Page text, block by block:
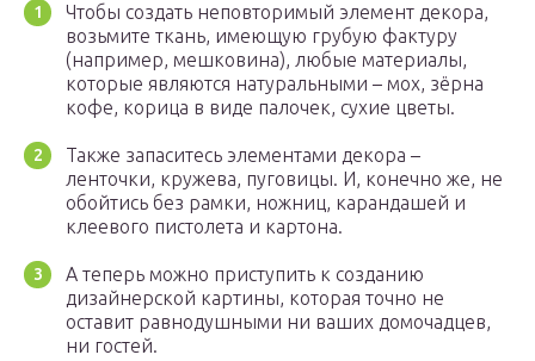
Чтобы создать неповторимый элемент декора,
возьмите ткань, имеющую грубую фактуру
(например, мешковина), любые материалы,
которые являются натуральными – мох, зёрна
кофе, корица в виде палочек, сухие цветы.
Также запаситесь элементами декора –
ленточки, кружева, пуговицы. И, конечно же, не
обойтись без рамки, ножниц, карандашей и
клеевого пистолета и картона.
А теперь можно приступить к созданию
дизайнерской картины, которая точно не
оставит равнодушными ни ваших домочадцев,
ни гостей.